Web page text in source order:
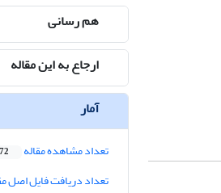
هم رسانی
ارجاع به این مقاله
آمار
تعداد مشاهده مقاله
تعداد دریافت فایل اصل